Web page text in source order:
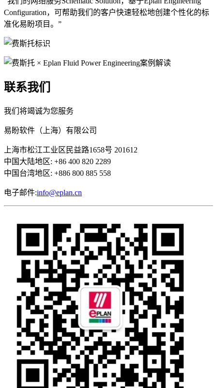
Configuration，可帮助我们的客户快速轻松地创建个性化的标
准化易盼项目。”
联系我们
我们将竭诚为您服务
易盼软件（上海）有限公司
上海市松江工业区民益路1658号 201612
中国大陆地区: +86 400 820 2289
中国台湾地区: +886 800 885 558
电子邮件:info@eplan.cn